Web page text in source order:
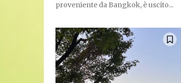
proveniente da Bangkok, è uscito...